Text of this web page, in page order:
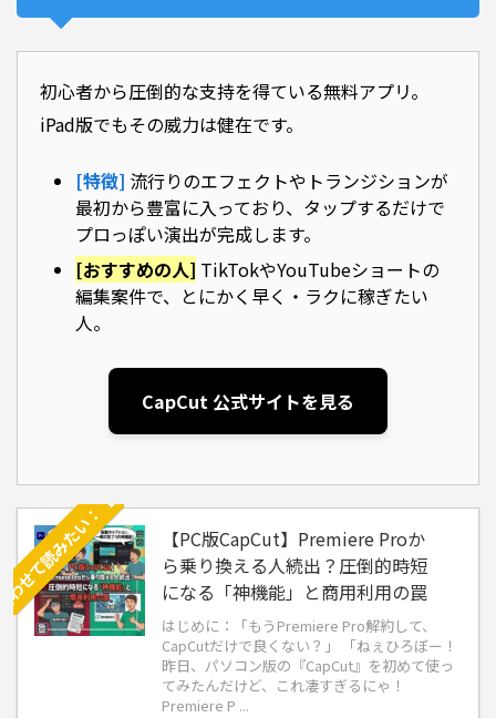
初心者から圧倒的な支持を得ている無料アプリ。
iPad版でもその威力は健在です。
[特徴] 流行りのエフェクトやトランジションが
最初から豊富に入っており、タップするだけで
プロっぽい演出が完成します。
[おすすめの人] TikTokやYouTubeショートの
編集案件で、とにかく早く・ラクに稼ぎたい
人。
CapCut 公式サイトを見る
PC版CapCut】Premiere Proから乗り換える人続出？
【PC版CapCut】Premiere Proか
ら乗り換える人続出？圧倒的時短
になる「神機能」と商用利用の罠
はじめに：「もうPremiere Pro解約して、
CapCutだけで良くない？」 「ねぇひろぼー！
昨日、パソコン版の『CapCut』を初めて使っ
てみたんだけど、これ凄すぎるにゃ！
Premiere P ...